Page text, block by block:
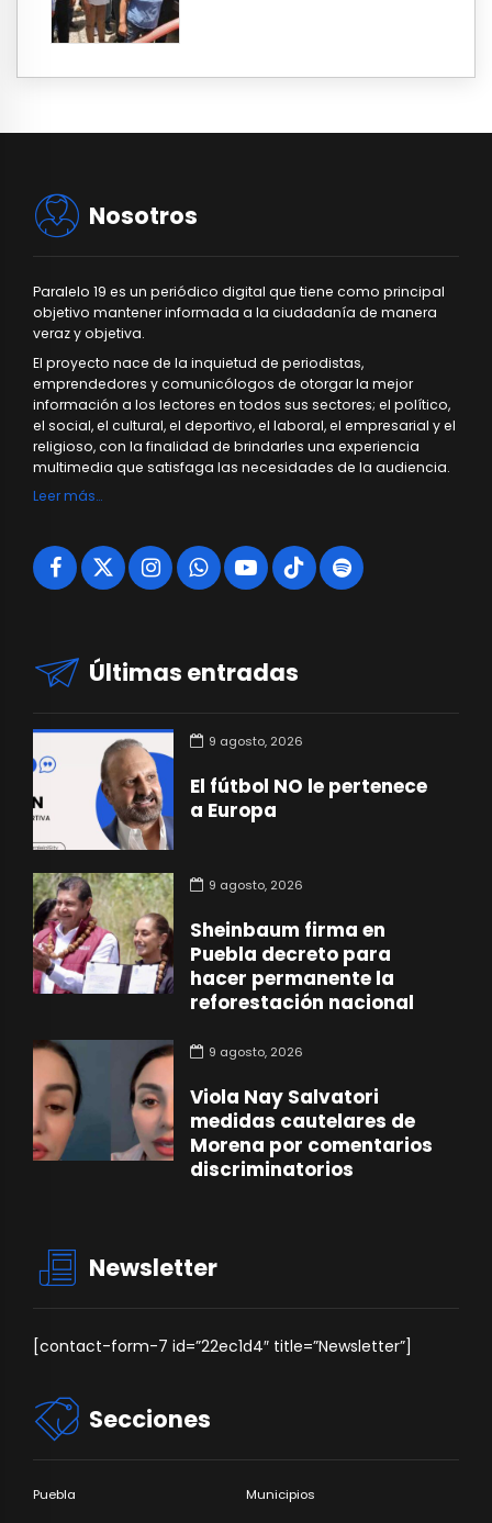
Nosotros
Paralelo 19 es un periódico digital que tiene como principal
objetivo mantener informada a la ciudadanía de manera
veraz y objetiva.
El proyecto nace de la inquietud de periodistas,
emprendedores y comunicólogos de otorgar la mejor
información a los lectores en todos sus sectores; el político,
el social, el cultural, el deportivo, el laboral, el empresarial y el
religioso, con la finalidad de brindarles una experiencia
multimedia que satisfaga las necesidades de la audiencia.
Leer más…
Últimas entradas
9 agosto, 2026
El fútbol NO le pertenece
a Europa
9 agosto, 2026
Sheinbaum firma en
Puebla decreto para
hacer permanente la
reforestación nacional
9 agosto, 2026
Viola Nay Salvatori
medidas cautelares de
Morena por comentarios
discriminatorios
Newsletter
[contact-form-7 id=”22ec1d4″ title=”Newsletter”]
Secciones
Puebla Municipios